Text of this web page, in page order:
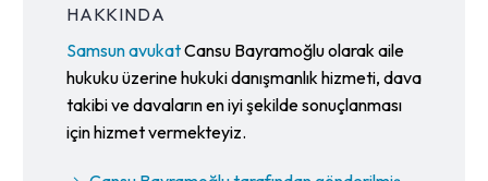
HAKKINDA
Samsun avukatCansu Bayramoğlu olarak aile
hukuku üzerine hukuki danışmanlık hizmeti, dava
takibi ve davaların en iyi şekilde sonuçlanması
için hizmet vermekteyiz.